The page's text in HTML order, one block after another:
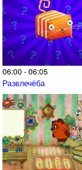
06:00 - 06:05
Развлечёба